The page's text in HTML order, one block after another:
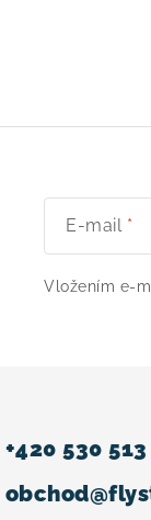
E-mail
Vložením e-
obchod@
+420 530